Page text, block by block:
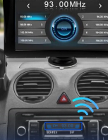
doe je mee?